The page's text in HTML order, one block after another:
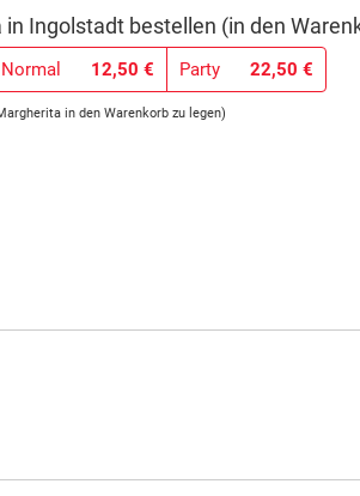
Ingolstadt bestellen (in den
Normal 12,50 € Party 22,50 €
in den Warenkorb zu legen)